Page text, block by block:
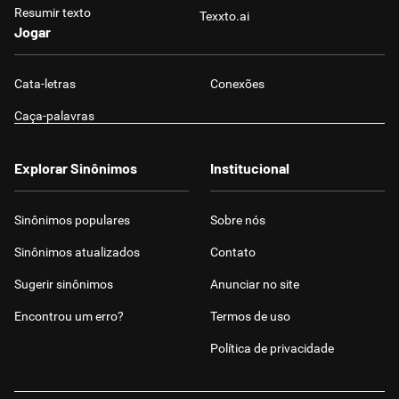
Resumir texto Texxto.ai
Jogar
Cata-letras Conexões
Caça-palavras
Explorar Sinônimos
Sinônimos populares
Sinônimos atualizados
Sugerir sinônimos
Encontrou um erro?
Institucional
Sobre nós
Contato
Anunciar no site
Termos de uso
Política de privacidade